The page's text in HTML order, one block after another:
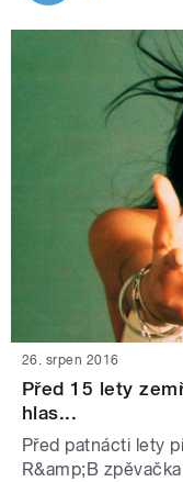
26. srpen 2016
Před 15 lety
hlas...
Před patnácti lety
R&amp;B